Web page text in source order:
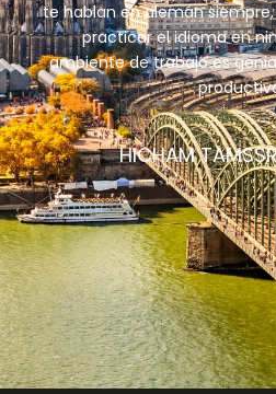
te hablan en alemán
practicar el idioma en
ambiente de trabajo es
HICHAM